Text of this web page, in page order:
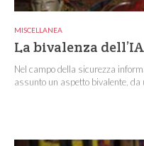
MISCELLANEA
La bivalenza dell’IA
Nel campo della sicurezza
assunto un aspetto bivalente, da